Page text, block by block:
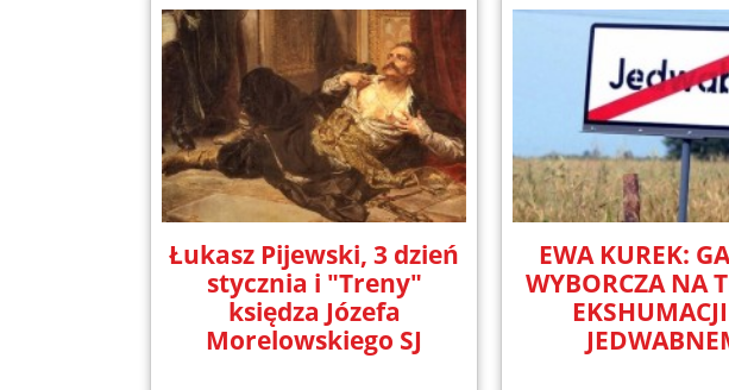
Łukasz Pijewski, 3 dzień
stycznia i "Treny"
księdza Józefa
Morelowskiego SJ
EWA KUREK:
WYBORCZA NA